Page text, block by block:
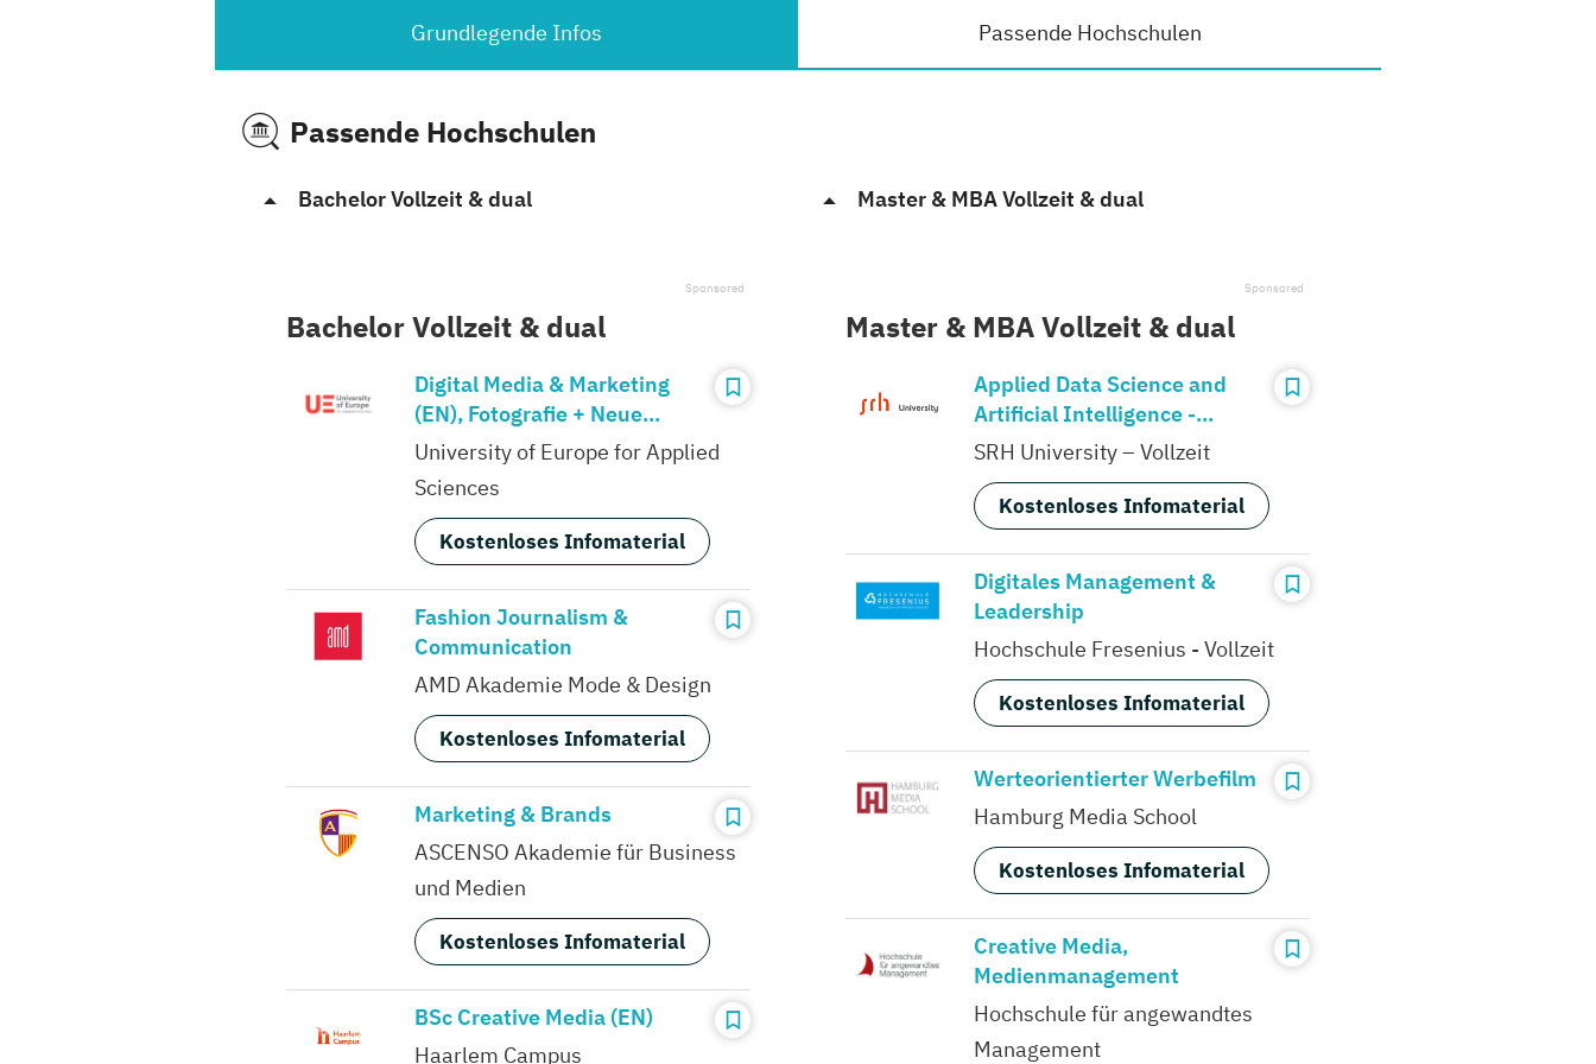
Grundlegende Infos Passende Hochschulen
Passende Hochschulen
Bachelor Vollzeit & dual
Bachelor Vollzeit & dual
Digital Media & Marketing
(EN), Fotografie + Neue...
University of Europe for Applied
Sciences
Kostenloses Infomaterial
Fashion Journalism &
Communication
AMD Akademie Mode & Design
Kostenloses Infomaterial
Marketing & Brands
ASCENSO Akademie für Business
und Medien
Kostenloses Infomaterial
BSc Creative Media (EN)
Haarlem Campus
Master & MBA Vollzeit & dual
Master & MBA Vollzeit & dual
Applied Data Science and
Artificial Intelligence -...
SRH University – Vollzeit
Kostenloses Infomaterial
Digitales Management &
Leadership
Hochschule Fresenius - Vollzeit
Kostenloses Infomaterial
Werteorientierter Werbefilm
Hamburg Media School
Kostenloses Infomaterial
Creative Media,
Medienmanagement
Hochschule für angewandtes
Management